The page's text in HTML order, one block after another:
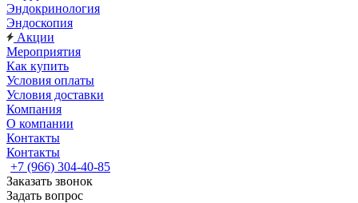
Эндокринология
Эндоскопия
Акции
Мероприятия
Как купить
Условия оплаты
Условия доставки
Компания
О компании
Контакты
Контакты
+7 (966) 304-40-85
Заказать звонок
Задать вопрос